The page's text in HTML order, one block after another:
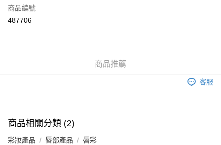
Apple Pay
商品編號
487706
商品推薦
客服
商品相關分類 (2)
彩妝產品 唇部產品 唇彩